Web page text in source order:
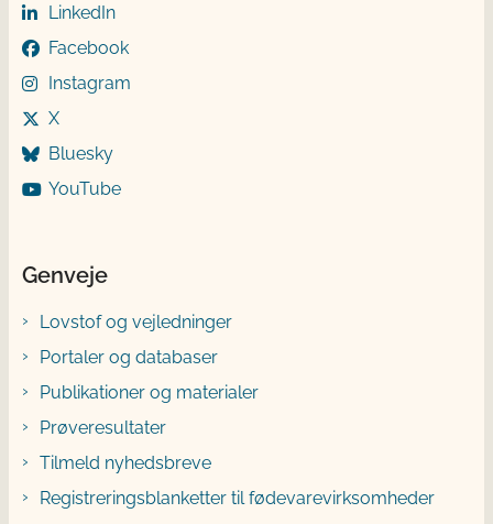
LinkedIn
Facebook
Instagram
X
Bluesky
YouTube
Genveje
Lovstof og vejledninger
Portaler og databaser
Publikationer og materialer
Prøveresultater
Tilmeld nyhedsbreve
Registreringsblanketter til fødevarevirksomheder